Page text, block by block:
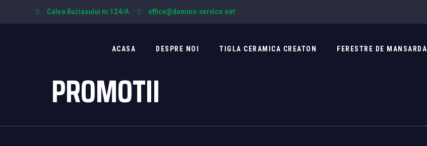
Calea Buziasului nr 124/A office@domino-service.net
ACASA DESPRE NOI TIGLA CERAMICA CREATON FERESTRE DE MANSARDA
PROMOTII